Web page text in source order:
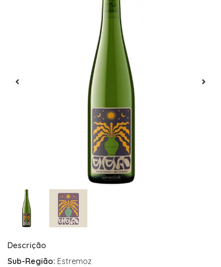
Descrição
Sub-Região: Estremoz